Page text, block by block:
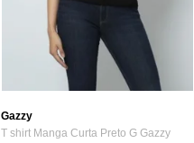
Gazzy
T shirt Manga Curta Preto G Gazzy